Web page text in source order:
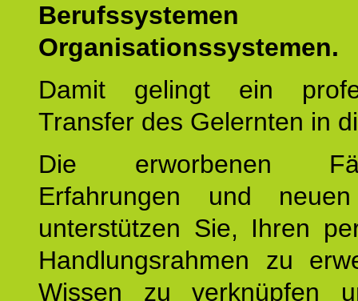
Organisationssystemen.
Damit gelingt ein
Transfer des Gelernten in
Die erworbenen
Erfahrungen und
unterstützen Sie, Ihren
Handlungsrahmen zu
Wissen zu verknüpfen